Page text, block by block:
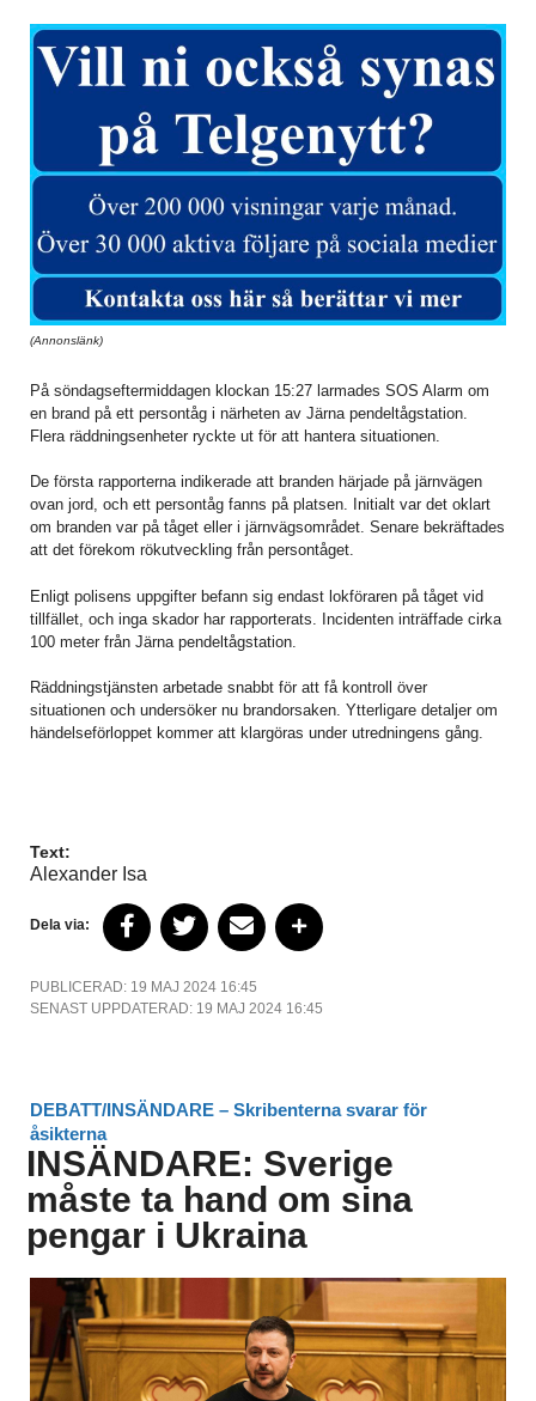
(Annonslänk)
På söndagseftermiddagen klockan 15:27 larmades SOS Alarm om
en brand på ett persontåg i närheten av Järna pendeltågstation.
Flera räddningsenheter ryckte ut för att hantera situationen.
De första rapporterna indikerade att branden härjade på järnvägen
ovan jord, och ett persontåg fanns på platsen. Initialt var det oklart
om branden var på tåget eller i järnvägsområdet. Senare bekräftades
att det förekom rökutveckling från persontåget.
Enligt polisens uppgifter befann sig endast lokföraren på tåget vid
tillfället, och inga skador har rapporterats. Incidenten inträffade cirka
100 meter från Järna pendeltågstation.
Räddningstjänsten arbetade snabbt för att få kontroll över
situationen och undersöker nu brandorsaken. Ytterligare detaljer om
händelseförloppet kommer att klargöras under utredningens gång.
Text:
Alexander Isa
Dela via:
PUBLICERAD: 19 MAJ 2024 16:45
SENAST UPPDATERAD: 19 MAJ 2024 16:45
DEBATT/INSÄNDARE – Skribenterna svarar för
åsikterna
INSÄNDARE: Sverige
måste ta hand om sina
pengar i Ukraina